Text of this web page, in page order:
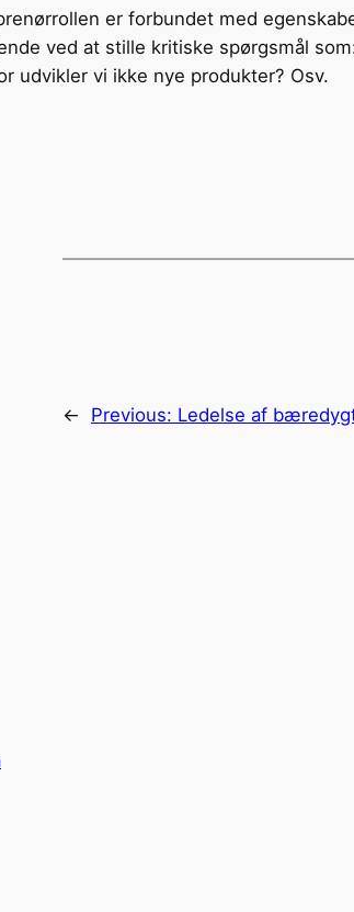
er forbundet med
ved at stille kritiske spørgsmål
udvikler vi ikke nye produkter? Osv.
← Previous: Ledelse af